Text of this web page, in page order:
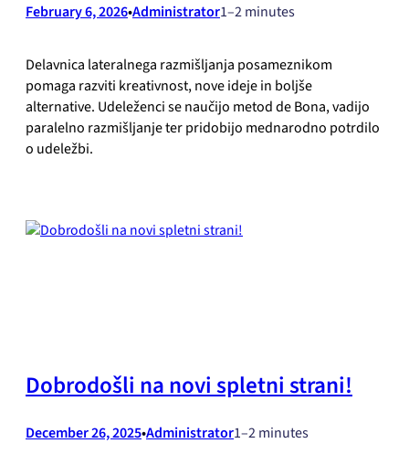
February 6, 2026•Administrator1–2 minutes
Delavnica lateralnega razmišljanja posameznikom
pomaga razviti kreativnost, nove ideje in boljše
alternative. Udeleženci se naučijo metod de Bona, vadijo
paralelno razmišljanje ter pridobijo mednarodno potrdilo
o udeležbi.
Dobrodošli na novi spletni strani!
December 26, 2025•Administrator1–2 minutes